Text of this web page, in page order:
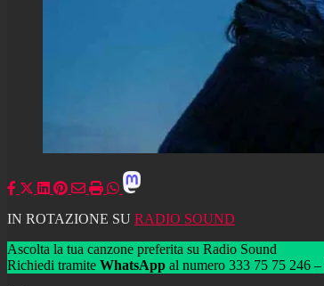
IN ROTAZIONE SU RADIO SOUND
Ascolta la tua canzone preferita su Radio Sound
Richiedi tramite WhatsApp al numero 333 75 75 246 –